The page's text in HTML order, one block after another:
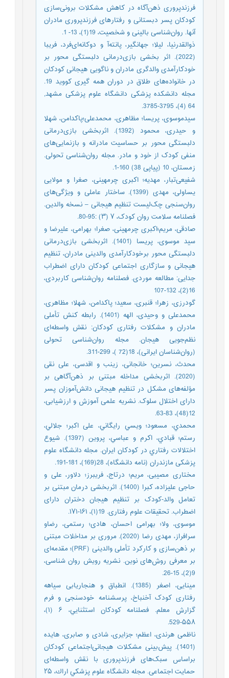
فرزندپروری ذهن‌آگاه در کاهش مشکلات برونی‌سازی
کودکان پسر دبستانی و رفتارهای فرزندپروری مادران
آنها. روان‌شناسی بالینی و شخصیت، 19(1)، 13- 1.
ذوالقدرنیا، لیلا؛ جهانگیر، پانته‌آ و دوکانه‌ای‌فرد، فریبا
(2022). اثر بخشی بازی‌درمانی دلبستگی محور بر
خودکارآمدی والدگری مادران و ناگویی هیجانی کودکان
در خانواده‌های طلاق در دوران همه گیری کووید 19.
مجله دانشکده پزشکی دانشگاه علوم پزشکی مشهد,
64 (4)، 3795-3785.
سیدموسوی، پریسا؛ مظاهری، محمدعلی؛پاکدامن، شهلا
و حیدری، محمود (1392). اثربخشی بازی‌درمانی
دلبستگی محور بر حساسیت مادرانه و بازنمایی‌های
منفی کودک از خود و مادر. مجله روان‌شناسی تحولی.
زمستان، 10 (پیاپی 38) 160-1.
شفیعی‌تبار، مهدیه؛ اکبری چرمهینی، صغرا و مولایی
یساولی، مهدی (1399). ساختار عاملی و ویژگی‌های
روان‌سنجی چک‌لیست تنظیم‌ هیجانی – نسخه والدین.
فصلنامه سلامت روان کودک، ۷ (۳) :95-80.
صادقی، مریم؛اکبری چرمهینی، صغرا؛ بهرامی، علیرضا و
سید موسوی، پریسا (1401). اثربخشی بازی‌درمانی
دلبستگی محور برخودکارآمدی والدینی مادران، تنظیم
هیجانی و سازگاری اجتماعی کودکان دارای اضطراب
جدایی: مطالعه موردی. فصلنامه روان‌شناسی کاربردی،
16(2)، 132-107
گودرزی، زهرا؛ قنبری، سعید؛ پاکدامن، شهلا؛ مظاهری،
محمدعلی و وحیدی، الهه (1401). رابطه کنش تأملی
مادران و مشکلات رفتاری کودکان: نقش واسطه‌ای
نظم‌جویی هیجان. مجله روان‌شناسی تحولی
(روان‌شناسان ایرانی)، 18(72 )، 299-311.
محدث، نسرین؛ خانجانی، زینب و اقدسی، علی نقی
(2020). اثربخشی مداخله مبتنی بر ذهن‌آگاهی بر
مؤلفه‌های مشکل در تنظیم هیجانی دانش‌آموزان پسر
دارای اختلال سلوک. نشریه علمی آموزش و ارزشیابی،
12(48)، 83-63.
محمدي، مسعود؛ ويسي رايگاني، علی اکبر؛ جلالي،
رستم؛ قبادي، اکرم و عباسي، پروین (1397). شيوع
اختلالات رفتاري در کودکان ايران. مجله دانشگاه علوم
پزشکی مازندران (نامه دانشگاه)، 28(169)، 181-191.
مختاری مصیبی، مریم؛ درتاج، فریبرز؛ دلاور، علی و
حاجی علیزاده، کبرا (1400). اثربخشی درمان مبتنی بر
تعامل والد-کودک بر تنظیم هیجان دختران دارای
اضطراب. تحقیقات علوم رفتاری. 19(۱)، ۱۶۱-۱۷۱.
موسوی، ولا؛ بهرامی احسان، هادی؛ رستمی، رضاو
سرافراز، مهدی رضا (2020). مروری بر مداخلات مبتنی
بر ذهن‌سازی و کارکرد تأملی والدینی (PRF)؛ مقدمه‌ای
بر معرفی روش‌های نوین. نشریه رویش روان شناسی،
9(2)، 15-26.
مینایی، اصغر (1385). انطباق و هنجاریابی سیاهه‌
رفتاری کودک آخنباخ، پرسشنامه خودسنجی و فرم
گزارش معلم. فصلنامه كودكان استثنايي، ۶ (۱)،
۵۵۸-529.
ناظمی هرندی، اعظم؛ جزایری، شادی و صابری، هایده
(1401). پیش‌بینی مشکلات هیجانی‌اجتماعی کودکان
براساس سبک‌های فرزندپروری با نقش واسطه‌ای
حمایت اجتماعی. مجله دانشگاه علوم پزشكي اراك، ۲۵